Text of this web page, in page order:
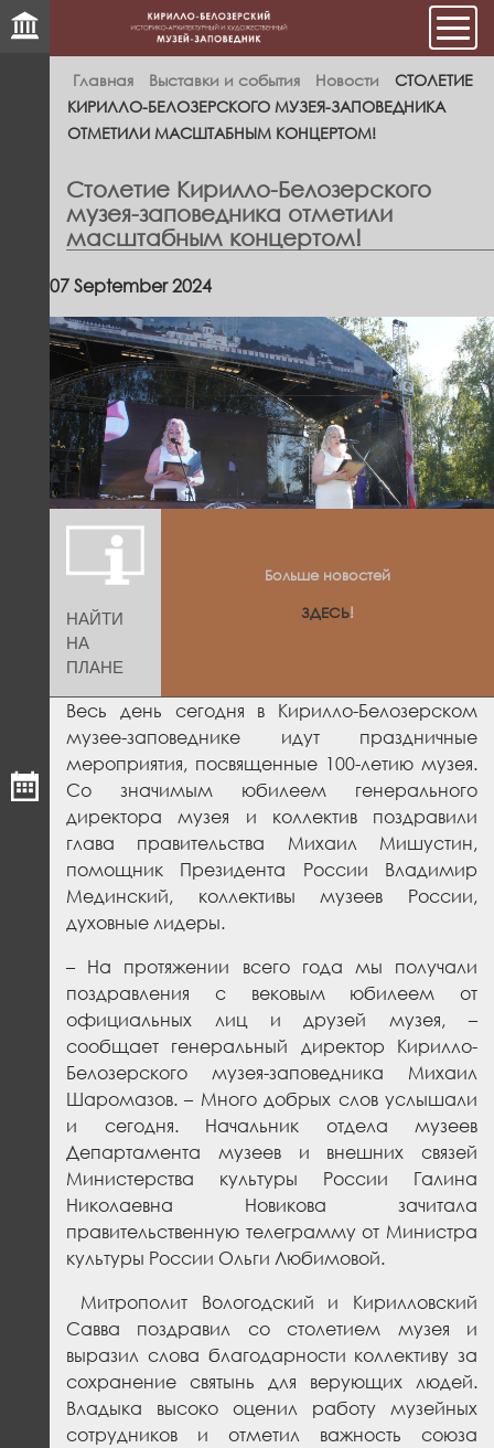
Главная Выставки и события Новости
СТОЛЕТИЕ
КИРИЛЛО-БЕЛОЗЕРСКОГО МУЗЕЯ-ЗАПОВЕДНИКА
ОТМЕТИЛИ МАСШТАБНЫМ КОНЦЕРТОМ!
Столетие Кирилло-Белозерского
музея-заповедника отметили
масштабным концертом!
НАЙТИ
НА
ПЛАНЕ
07 September 2024
Больше новостей
ЗДЕСЬ!
Весь день сегодня в Кирилло-Белозерском
музее-заповеднике идут праздничные
мероприятия, посвященные 100-летию музея.
Со значимым юбилеем генерального
директора музея и коллектив поздравили
глава правительства Михаил Мишустин,
помощник Президента России Владимир
Мединский, коллективы музеев России,
духовные лидеры.
– На протяжении всего года мы получали
поздравления с вековым юбилеем от
официальных лиц и друзей музея, –
сообщает генеральный директор Кирилло-
Белозерского музея-заповедника Михаил
Шаромазов. – Много добрых слов услышали
и сегодня. Начальник отдела музеев
Департамента музеев и внешних связей
Министерства культуры России Галина
Николаевна Новикова зачитала
правительственную телеграмму от Министра
культуры России Ольги Любимовой.
Митрополит Вологодский и Кирилловский
Савва поздравил со столетием музея и
выразил слова благодарности коллективу за
сохранение святынь для верующих людей.
Владыка высоко оценил работу музейных
сотрудников и отметил важность союза